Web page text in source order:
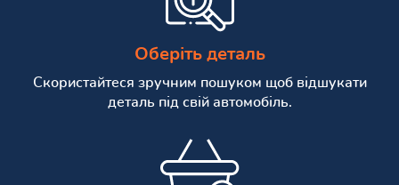
Оберіть деталь
Скористайтеся зручним пошуком щоб відшукати
деталь під свій автомобіль.